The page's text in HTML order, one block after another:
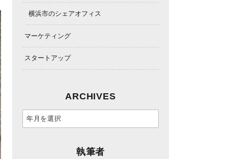
横浜市のシェアオフィス
マーケティング
スタートアップ
ARCHIVES
執筆者